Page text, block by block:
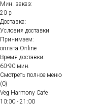
Мин. заказ:
20 р
Доставка:
Условия доставки
Принимаем:
оплата Online
Время доставки:
60-90 мин.
Смотреть полное меню
(0)
Veg Harmony Cafe
10:00 - 21:00